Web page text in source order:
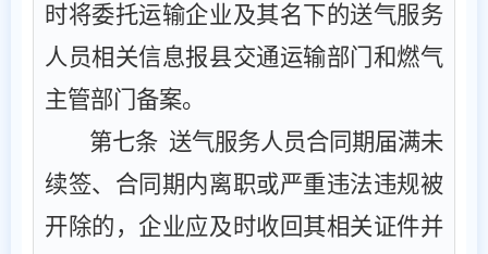
时将委托运输企业及其名下的送气服务
人员相关信息报县交通运输部门和燃气
主管部门备案。
第七条 送气服务人员合同期届满未
续签、合同期内离职或严重违法违规被
开除的，企业应及时收回其相关证件并